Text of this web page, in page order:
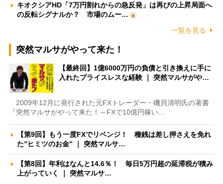
キオクシアHD「7万円割れからの急反発」は再びの上昇局面へ
の反転シグナルか？ 市場のムー…
一覧を見る
突然マルサがやって来た！
【最終回】1億6000万円の負債と引き換えに手に
入れたプライスレスな経験 ｜ 突然マルサがや…
2009年12月に発行された元FXトレーダー・磯貝清明氏の著書
『突然マルサがやって来た！～FXで10億円稼い…
【第9回】もう一度FXでリベンジ！ 種銭は差し押さえを免れ
た”ヒミツのお金” ｜ 突然マルサ…
【第8回】年利はなんと14.6％！ 毎日5万円超の延滞税が積み
上がっていく ｜ 突然マルサ…